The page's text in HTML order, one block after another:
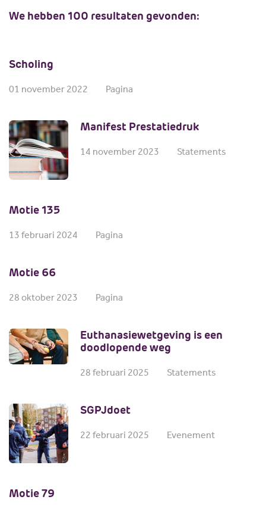
Activiteitenkalender
Spreekbeurtpakket
We hebben 100 resultaten gevonden:
Scholing
01 november 2022 Pagina
Manifest Prestatiedruk
14 november 2023 Statements
Motie 135
13 februari 2024 Pagina
Motie 66
28 oktober 2023 Pagina
Euthanasiewetgeving is een
doodlopende weg
28 februari 2025 Statements
SGPJdoet
22 februari 2025 Evenement
Motie 79